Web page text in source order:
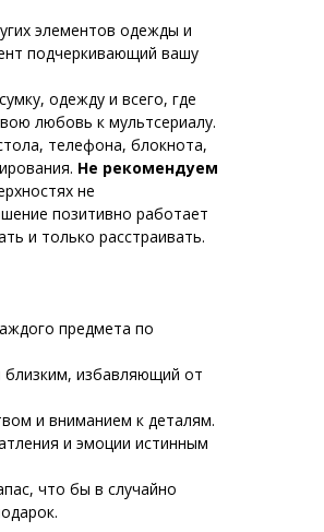
элементов одежды и
подчеркивающий вашу
одежду и всего, где
любовь к мультсериалу.
телефона, блокнота,
Не рекомендуем
не
позитивно работает
и только расстраивать.
предмета по
избавляющий от
и вниманием к деталям.
и эмоции истинным
что бы в случайно